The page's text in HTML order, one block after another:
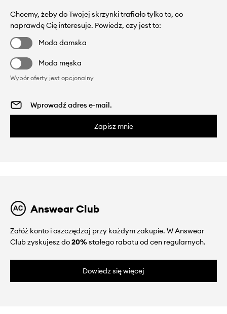
Chcemy, żeby do Twojej skrzynki trafiało tylko to, co
naprawdę Cię interesuje. Powiedz, czy jest to:
Moda damska
Moda męska
Wybór oferty jest opcjonalny
Zapisz mnie
Answear Club
Załóż konto i oszczędzaj przy każdym zakupie. W Answear
Club zyskujesz do20%stałego rabatu od cen regularnych.
Dowiedz się więcej